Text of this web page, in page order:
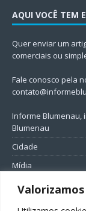
AQUI VOCÊ TEM
Quer enviar um
comerciais ou
Fale conosco pela
Informe Blumenau,
Blumenau
Cidade
Mídia
Entretenimento